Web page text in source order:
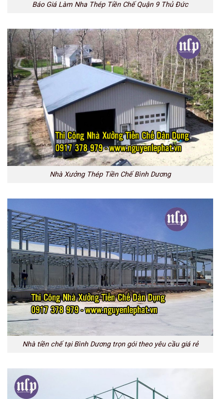
Báo Giá Làm Nha Thép Tiền Chế Quận 9 Thủ Đức
Nhà Xưởng Thép Tiền Chế Bình Dương
Nhà tiền chế tại Bình Dương trọn gói theo yêu cầu giá rẻ